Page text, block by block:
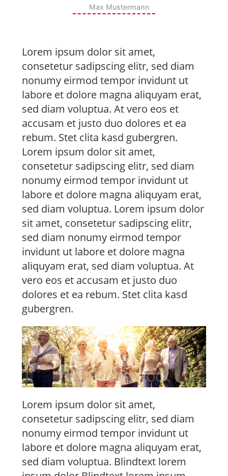
Max Mustermann
Lorem ipsum dolor sit amet,
consetetur sadipscing elitr, sed diam
nonumy eirmod tempor invidunt ut
labore et dolore magna aliquyam erat,
sed diam voluptua. At vero eos et
accusam et justo duo dolores et ea
rebum. Stet clita kasd gubergren.
Lorem ipsum dolor sit amet,
consetetur sadipscing elitr, sed diam
nonumy eirmod tempor invidunt ut
labore et dolore magna aliquyam erat,
sed diam voluptua. Lorem ipsum dolor
sit amet, consetetur sadipscing elitr,
sed diam nonumy eirmod tempor
invidunt ut labore et dolore magna
aliquyam erat, sed diam voluptua. At
vero eos et accusam et justo duo
dolores et ea rebum. Stet clita kasd
gubergren.
Lorem ipsum dolor sit amet,
consetetur sadipscing elitr, sed diam
nonumy eirmod tempor invidunt ut
labore et dolore magna aliquyam erat,
sed diam voluptua. Blindtext lorem